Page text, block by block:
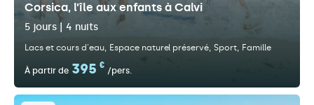
Corsica, l’île aux enfants à Calvi
5 jours | 4 nuits
Lacs et cours d'eau Espace naturel préservé Sport Famille
À partir de 395 €
/pers.